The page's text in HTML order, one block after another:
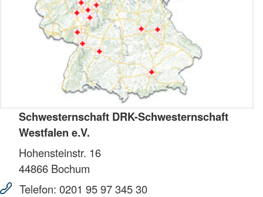
Schwesternschaft DRK-Schwesternschaft
Westfalen e.V.
Hohensteinstr. 16
44866 Bochum
Telefon: 0201 95 97 345 30